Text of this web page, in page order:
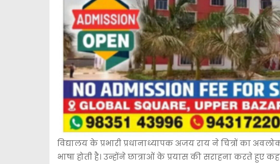
विद्यालय के प्रभारी प्रधानाध्यापक अजय राय ने चित्रों का
भाषा होती है। उन्होंने छात्राओं के प्रयास की सराहना करते हुए